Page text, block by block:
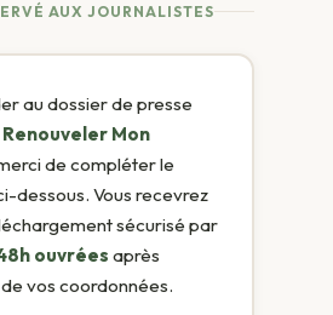
AUX JOURNALISTES
au dossier de presse
Renouveler Mon
de compléter le
dessous. Vous recevrez
sécurisé par
ouvrées après
vos coordonnées.